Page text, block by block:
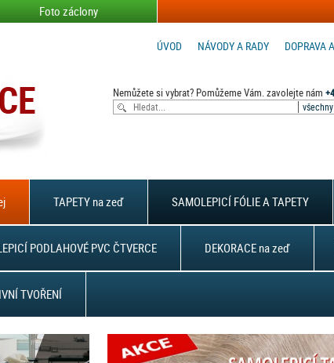
Foto záclony
DOPRAVA
NÁVODY A RADY
ÚVOD
Nemůžete si vybrat? Pomůžeme Vám. zavolejte nám
TAPETY na zeď SAMOLEPICÍ FÓLIE A TAPETY
PODLAHOVÉ PVC ČTVERCE DEKORACE na zeď
TVOŘENÍ